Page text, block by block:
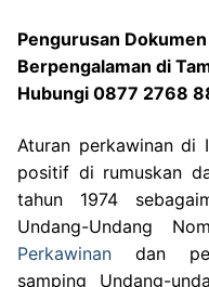
Pengurusan
Berpengalaman di
Hubungi 0877 2768
Aturan perkawinan di
positif di rumuskan
tahun 1974
Undang-Undang
Perkawinan dan
samping Undang-